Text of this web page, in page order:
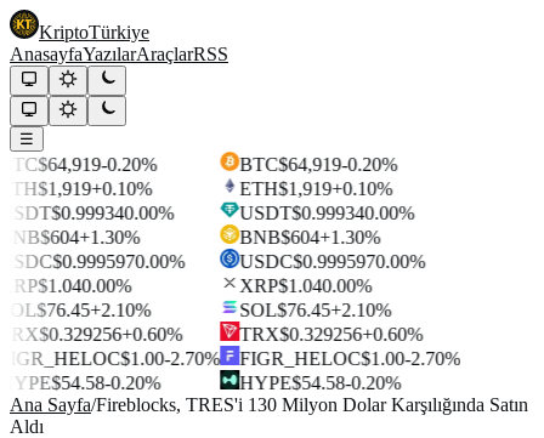
KriptoTürkiye
AnasayfaYazılarAraçlarRSS
☰
$64,919-0.20%
$1,919+0.10%
$0.999340.00%
$604+1.30%
$0.9995970.00%
$1.040.00%
$76.45+2.10%
$0.329256+0.60%
$1.00-2.70%
$54.58-0.20%
BTC$64,919-0.20%
ETH$1,919+0.10%
USDT$0.999340.00%
BNB$604+1.30%
USDC$0.9995970.00%
XRP$1.040.00%
SOL$76.45+2.10%
TRX$0.329256+0.60%
FIGR_HELOC$1.00-2.70%
HYPE$54.58-0.20%
Ana Sayfa/Fireblocks, TRES'i 130 Milyon Dolar Karşılığında Satın
Aldı